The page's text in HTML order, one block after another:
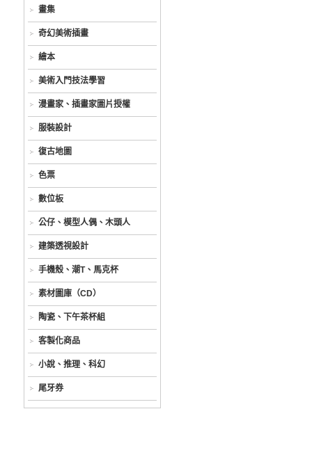
畫集
奇幻美術插畫
繪本
美術入門技法學習
漫畫家、插畫家圖片授權
服裝設計
復古地圖
色票
數位板
公仔、模型人偶、木頭人
建築透視設計
手機殼、潮T、馬克杯
素材圖庫（CD）
陶瓷、下午茶杯組
客製化商品
小說、推理、科幻
尾牙券